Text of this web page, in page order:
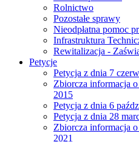
Rolnictwo
Pozostałe sprawy
Nieodpłatna pomoc
Infrastruktura
Rewitalizacja -
Petycje
Petycja z dnia 7
Zbiorcza informacja
2015
Petycja z dnia 6
Petycja z dnia 28
Zbiorcza informacja
2021